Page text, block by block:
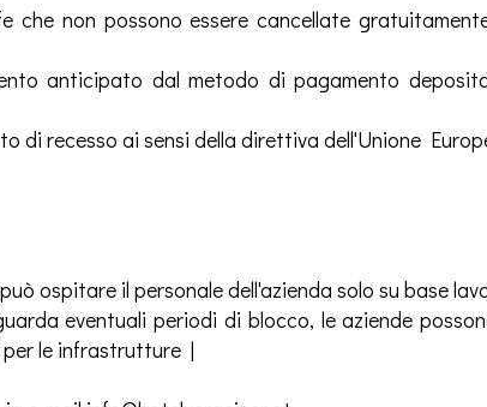
non possono essere cancellate
anticipato dal metodo di pagamento
di recesso ai sensi della direttiva dell'Unione
ospitare il personale dell'azienda solo su base
eventuali periodi di blocco, le aziende
le infrastrutture |